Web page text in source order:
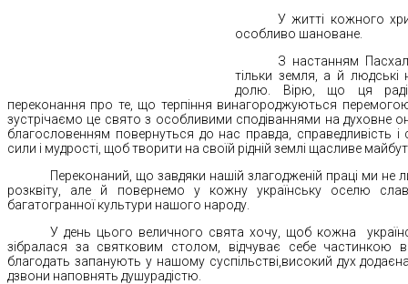
У житті кожного
особливо шановане.
З настанням
тільки земля, а й людські
долю. Вірю, що ця
переконання про те, що терпіння винагороджуються
зустрічаємо це свято з особливими сподіваннями на духовне
благословенням повернуться до нас правда, справедливість
сили і мудрості, щоб творити на своїй рідній землі щасливе
Переконаний, що завдяки нашій злагодженій праці ми не
розквіту, але й повернемо у кожну українську оселю
багатогранної культури нашого народу.
У день цього величного свята хочу, щоб кожна
зібралася за святковим столом, відчуває себе частинкою
благодать запанують у нашому суспільстві,високий дух
дзвони наповнять душурадістю.